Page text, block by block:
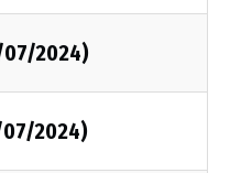
2024)
2024)